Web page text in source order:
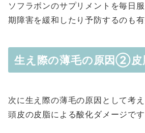
ソフラボンのサプリメントを毎日
期障害を緩和したり予防するのも有
生え際の薄毛の原因②皮
次に生え際の薄毛の原因として考
頭皮の皮脂による酸化ダメージです